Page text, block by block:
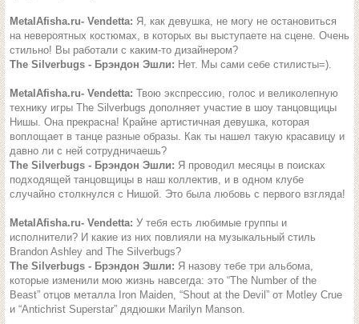
MetalAfisha.ru- Vendetta: Я, как девушка, не могу не остановиться
на невероятных костюмах, в которых вы выступаете на сцене. Очень
стильно! Вы работали с каким-то дизайнером?
The Silverbugs - Брэндон Эшли: Нет. Мы сами себе стилисты=).
MetalAfisha.ru- Vendetta: Твою экспрессию, голос и великолепную
технику игры The Silverbugs дополняет участие в шоу танцовщицы
Нишы. Она прекрасна! Крайне артистичная девушка, которая
воплощает в танце разные образы. Как ты нашел такую красавицу и
давно ли с ней сотрудничаешь?
The Silverbugs - Брэндон Эшли: Я проводил месяцы в поисках
подходящей танцовщицы в наш коллектив, и в одном клубе
случайно столкнулся с Нишой. Это была любовь с первого взгляда!
MetalAfisha.ru- Vendetta: У тебя есть любимые группы и
исполнители? И какие из них повлияли на музыкальный стиль
Brandon Ashley and The Silverbugs?
The Silverbugs - Брэндон Эшли: Я назову тебе три альбома,
которые изменили мою жизнь навсегда: это “The Number of the
Beast” отцов металла Iron Maiden, “Shout at the Devil” от Motley Crue
и “Antichrist Superstar” дядюшки Marilyn Manson.